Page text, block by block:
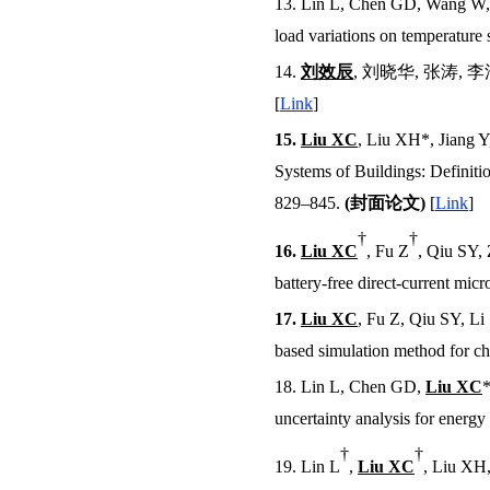
load variations on
14. 刘效辰, 刘晓华, 张涛, 李
[Link]
15. Liu XC, Liu XH*, Jiang
Systems of Buildings:
829–845. (封面论文) [Link]
16. Liu XC
†
, Fu Z
†
, Qiu SY,
battery-free direct-current
17. Liu XC, Fu Z, Qiu SY, Li
based simulation method for
18. Lin L, Chen GD, Liu XC
uncertainty analysis for
19. Lin L
†
, Liu XC
†
, Liu XH,